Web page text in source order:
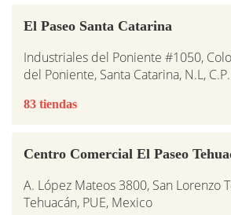
El Paseo Santa Catarina
Industriales del Poniente #1050,
del Poniente, Santa Catarina, N.L,
83 tiendas
Centro Comercial El Paseo
A. López Mateos 3800, San Lorenzo
Tehuacán, PUE, Mexico